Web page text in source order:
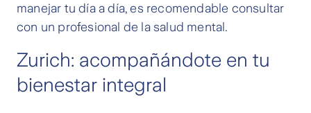
manejar tu día a día, es recomendable consultar
con un profesional de la salud mental.
Zurich: acompañándote en tu
bienestar integral